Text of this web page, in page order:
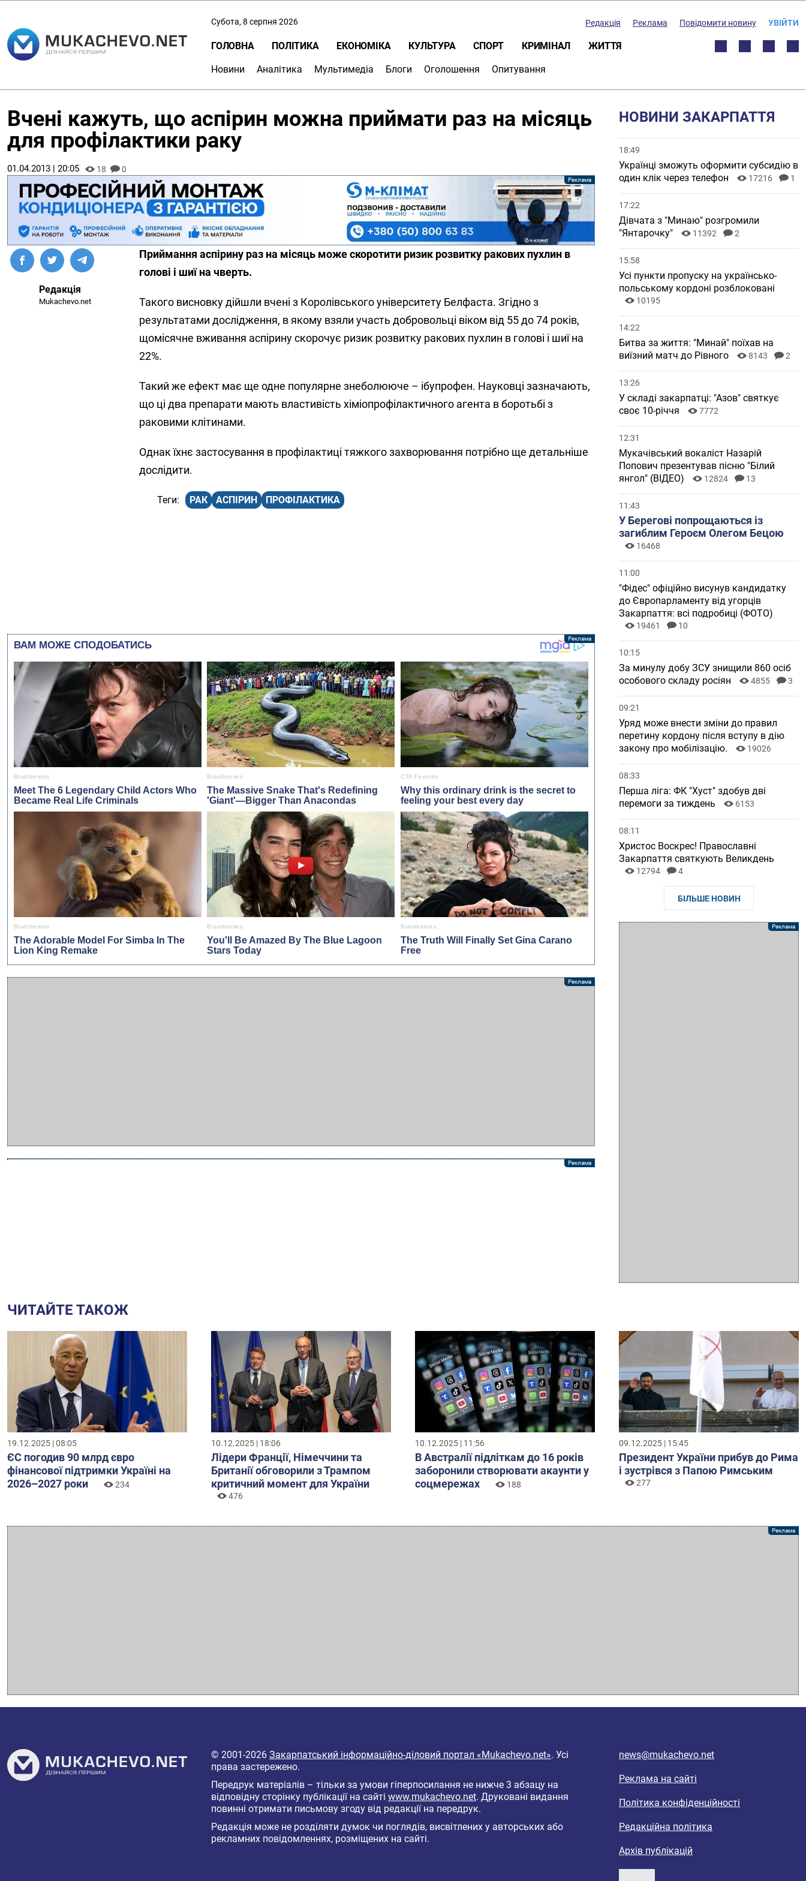
Субота, 8 серпня 2026 Редакція Реклама Повідомити новину УВІЙТИ
ГОЛОВНА ПОЛІТИКА ЕКОНОМІКА КУЛЬТУРА СПОРТ КРИМІНАЛ ЖИТТЯ
Новини Аналітика Мультимедіа Блоги Оголошення Опитування
Вчені кажуть, що аспірин можна приймати раз на місяць
для профілактики раку
01.04.2013 | 20:05 18 0
Редакція
Mukachevo.net
Приймання аспірину раз на місяць може скоротити ризик розвитку ракових пухлин в
голові і шиї на чверть.
Такого висновку дійшли вчені з Королівського університету Белфаста. Згідно з
результатами дослідження, в якому взяли участь добровольці віком від 55 до 74 років,
щомісячне вживання аспірину скорочує ризик розвитку ракових пухлин в голові і шиї на
22%.
Такий же ефект має ще одне популярне знеболююче – ібупрофен. Науковці зазначають,
що ці два препарати мають властивість хіміопрофілактичного агента в боротьбі з
раковими клітинами.
Однак їхнє застосування в профілактиці тяжкого захворювання потрібно ще детальніше
дослідити.
РАК АСПІРИН ПРОФІЛАКТИКА
НОВИНИ ЗАКАРПАТТЯ
18:49
Українці зможуть оформити субсидію в
один клік через телефон
17216 1
17:22
Дівчата з "Минаю" розгромили
"Янтарочку"
11392 2
15:58
Усі пункти пропуску на українсько-
польському кордоні розблоковані
10195
14:22
Битва за життя: "Минай" поїхав на
виїзний матч до Рівного
8143 2
13:26
У складі закарпатці: "Азов" святкує
своє 10-річчя
7772
12:31
Мукачівський вокаліст Назарій
Попович презентував пісню "Білий
янгол" (ВІДЕО)
12824 13
11:43
У Берегові попрощаються із
загиблим Героєм Олегом Бецою
16468
11:00
"Фідес" офіційно висунув кандидатку
до Європарламенту від угорців
Закарпаття: всі подробиці (ФОТО)
19461 10
10:15
За минулу добу ЗСУ знищили 860 осіб
особового складу росіян
4855 3
09:21
Уряд може внести зміни до правил
перетину кордону після вступу в дію
закону про мобілізацію.
19026
08:33
Перша ліга: ФК "Хуст" здобув дві
перемоги за тиждень
6153
08:11
Христос Воскрес! Православні
Закарпаття святкують Великдень
12794 4
БІЛЬШЕ НОВИН
ЧИТАЙТЕ ТАКОЖ
19.12.2025 | 08:05
ЄС погодив 90 млрд євро
фінансової підтримки Україні на
2026–2027 роки
234
10.12.2025 | 18:06
Лідери Франції, Німеччини та
Британії обговорили з Трампом
критичний момент для України
476
10.12.2025 | 11:56
В Австралії підліткам до 16 років
заборонили створювати акаунти у
соцмережах
188
09.12.2025 | 15:45
Президент України прибув до Рима
і зустрівся з Папою Римським
277
© 2001-2026 Закарпатський інформаційно-діловий портал «Mukachevo.net». Усі
права застережено.
Передрук матеріалів – тільки за умови гіперпосилання не нижче 3 абзацу на
відповідну сторінку публікації на сайті www.mukachevo.net. Друковані видання
повинні отримати письмову згоду від редакції на передрук.
Редакція може не розділяти думок чи поглядів, висвітлених у авторських або
рекламних повідомленнях, розміщених на сайті.
news@mukachevo.net
Реклама на сайті
Політика конфіденційності
Редакційна політика
Архів публікацій